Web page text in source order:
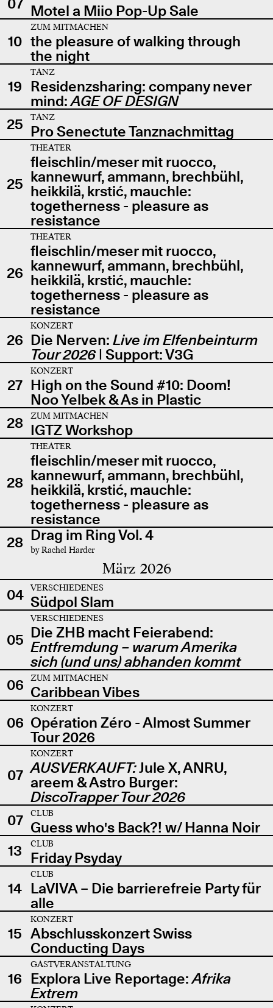
Motel a Miio Pop-Up Sale
10
ZUM MITMACHEN
the pleasure of walking through
the night
19
TANZ
Residenzsharing: company never
mind:AGE OF DESIGN
25
TANZ
Pro Senectute Tanznachmittag
25
THEATER
fleischlin/meser mit ruocco,
kannewurf, ammann, brechbühl,
heikkilä, krstić, mauchle:
togetherness - pleasure as
resistance
26
THEATER
fleischlin/meser mit ruocco,
kannewurf, ammann, brechbühl,
heikkilä, krstić, mauchle:
togetherness - pleasure as
resistance
26
KONZERT
Die Nerven: Live im Elfenbeinturm
Tour 2026| Support: V3G
27
KONZERT
High on the Sound #10: Doom!
Noo Yelbek & As in Plastic
28
ZUM MITMACHEN
IGTZ Workshop
28
THEATER
fleischlin/meser mit ruocco,
kannewurf, ammann, brechbühl,
heikkilä, krstić, mauchle:
togetherness - pleasure as
resistance
28 Drag im Ring Vol. 4
by Rachel Harder
März 2026
04 VERSCHIEDENES
Südpol Slam
05
VERSCHIEDENES
Die ZHB macht Feierabend:
Entfremdung – warum Amerika
sich (und uns) abhanden kommt
06
ZUM MITMACHEN
Caribbean Vibes
06
KONZERT
Opération Zéro - Almost Summer
Tour 2026
07
KONZERT
AUSVERKAUFT:Jule X, ANRU,
areem & Astro Burger:
DiscoTrapper Tour 2026
07
CLUB
Guess who's Back?! w/ Hanna Noir
13
CLUB
Friday Psyday
14
CLUB
LaVIVA – Die barrierefreie Party für
alle
15
KONZERT
Abschlusskonzert Swiss
Conducting Days
16
GASTVERANSTALTUNG
Explora Live Reportage:Afrika
Extrem